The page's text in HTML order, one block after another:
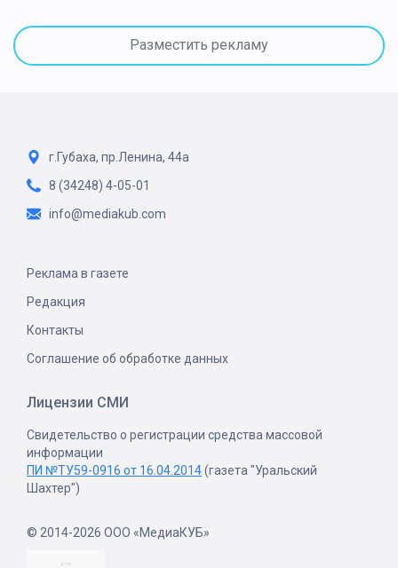
Разместить рекламу
г.Губаха, пр.Ленина, 44а
8 (34248) 4-05-01
info@mediakub.com
Реклама в газете
Редакция
Контакты
Соглашение об обработке данных
Лицензии СМИ
Свидетельство о регистрации средства массовой
информации
ПИ №ТУ59-0916 от 16.04.2014(газета "Уральский
Шахтер")
© 2014-2026 ООО «МедиаКУБ»